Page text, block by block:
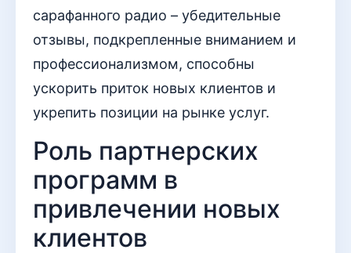
сарафанного радио – убедительные
отзывы, подкрепленные вниманием и
профессионализмом, способны
ускорить приток новых клиентов и
укрепить позиции на рынке услуг.
Роль партнерских
программ в
привлечении новых
клиентов